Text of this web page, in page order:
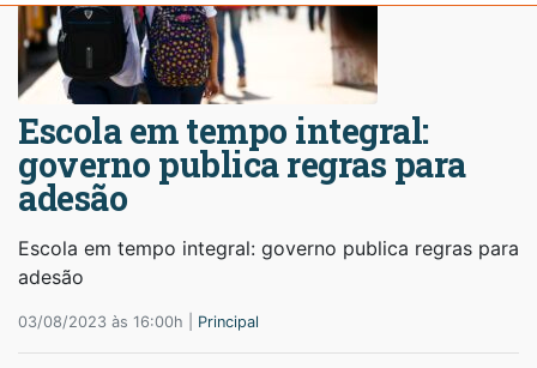
Escola em tempo integral:
governo publica regras para
adesão
Escola em tempo integral: governo publica regras para
adesão
03/08/2023 às 16:00h | Principal